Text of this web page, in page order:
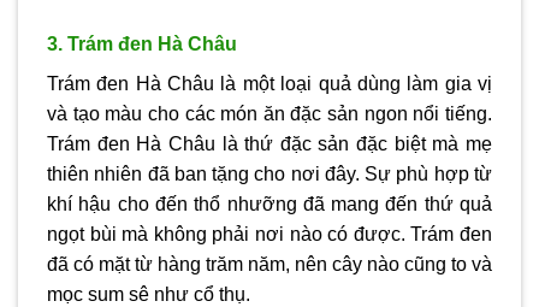
3. Trám đen Hà Châu
Trám đen Hà Châu là một loại quả dùng làm gia vị
và tạo màu cho các món ăn đặc sản ngon nổi tiếng.
Trám đen Hà Châu là thứ đặc sản đặc biệt mà mẹ
thiên nhiên đã ban tặng cho nơi đây. Sự phù hợp từ
khí hậu cho đến thổ nhưỡng đã mang đến thứ quả
ngọt bùi mà không phải nơi nào có được. Trám đen
đã có mặt từ hàng trăm năm, nên cây nào cũng to và
mọc sum sê như cổ thụ.